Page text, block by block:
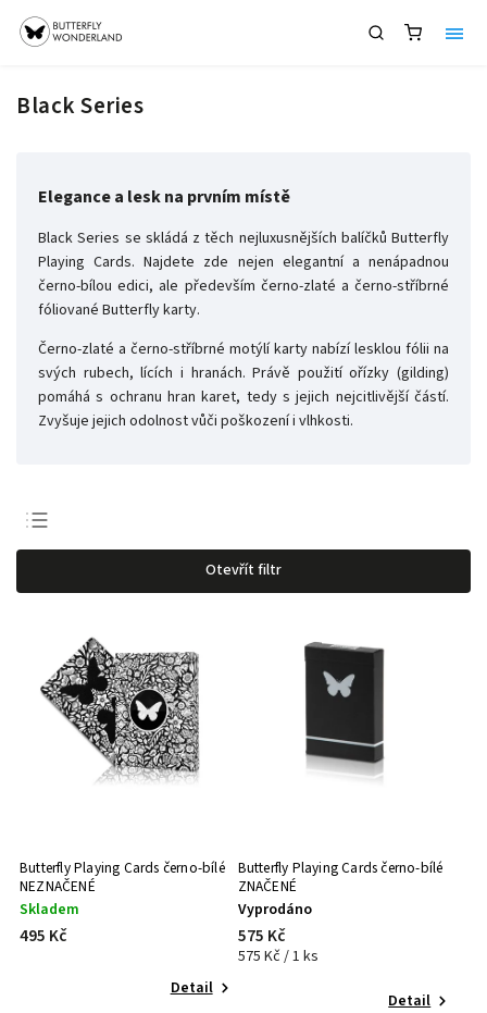
Black Series
Elegance a lesk na prvním místě
Black Series se skládá z těch nejluxusnějších balíčků Butterfly
Playing Cards. Najdete zde nejen elegantní a nenápadnou
černo-bílou edici, ale především černo-zlaté a černo-stříbrné
fóliované Butterfly karty.
Černo-zlaté a černo-stříbrné motýlí karty nabízí lesklou fólii na
svých rubech, lících i hranách. Právě použití ořízky (gilding)
pomáhá s ochranu hran karet, tedy s jejich nejcitlivější částí.
Zvyšuje jejich odolnost vůči poškození i vlhkosti.
Doporučujeme
Nejlevnější
Nejprodávanější
Abecedně
Otevřít filtr
Butterfly Playing Cards černo-bílé
NEZNAČENÉ
Skladem
495 Kč
Detail
Butterfly Playing Cards černo-bílé
ZNAČENÉ
Vyprodáno
575 Kč
575 Kč / 1 ks
Detail